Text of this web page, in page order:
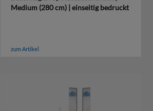
Medium (280 cm) | einseitig bedruckt
zum Artikel